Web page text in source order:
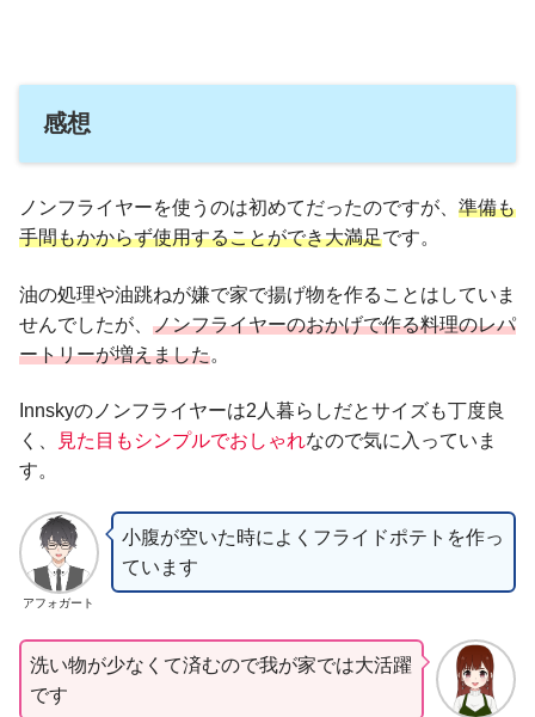
感想
ノンフライヤーを使うのは初めてだったのですが、 準備も
手間もかからず使用することができ大満足です。
油の処理や油跳ねが嫌で家で揚げ物を作ることはしていま
せんでしたが、 ノンフライヤーのおかげで作る料理のレパ
ートリーが増えました。
Innskyのノンフライヤーは2人暮らしだとサイズも丁度良
く、
見た目もシンプルでおしゃれなので気に入っていま
す。
アフォガート
小腹が空いた時によくフライドポテトを作っ
ています
洗い物が少なくて済むので我が家では大活躍
です